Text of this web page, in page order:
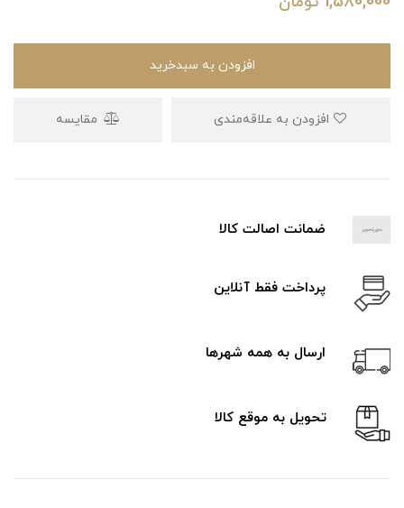
افزودن به سبدخرید
مقایسه
ضمانت اصالت کالا
پرداخت فقط آنلاین
ارسال به همه شهرها
تحویل به موقع کالا